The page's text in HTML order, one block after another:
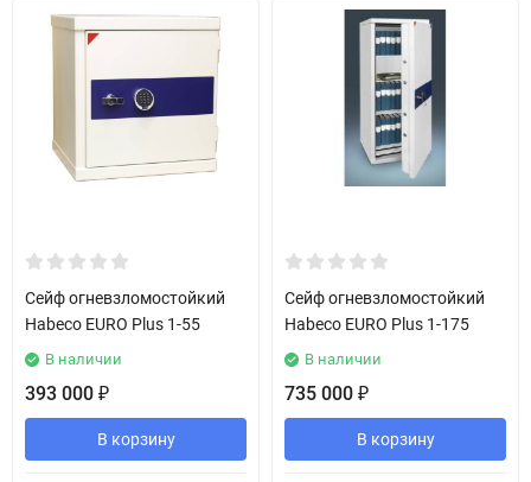
Сейф огневзломостойкий
Habeco EURO Plus 1-55
В наличии
393 000 ₽
В корзину
Сейф огневзломостойкий
Habeco EURO Plus 1-175
В наличии
735 000 ₽
В корзину